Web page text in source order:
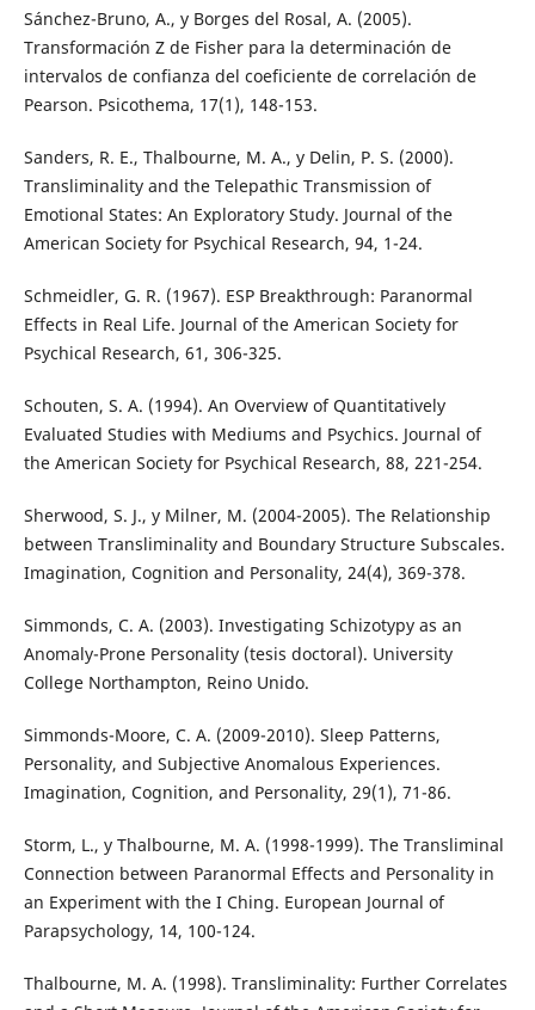
Sánchez-Bruno, A., y Borges del Rosal, A. (2005).
Transformación Z de Fisher para la determinación de
intervalos de confianza del coeficiente de correlación de
Pearson. Psicothema, 17(1), 148-153.
Sanders, R. E., Thalbourne, M. A., y Delin, P. S. (2000).
Transliminality and the Telepathic Transmission of
Emotional States: An Exploratory Study. Journal of the
American Society for Psychical Research, 94, 1-24.
Schmeidler, G. R. (1967). ESP Breakthrough: Paranormal
Effects in Real Life. Journal of the American Society for
Psychical Research, 61, 306-325.
Schouten, S. A. (1994). An Overview of Quantitatively
Evaluated Studies with Mediums and Psychics. Journal of
the American Society for Psychical Research, 88, 221-254.
Sherwood, S. J., y Milner, M. (2004-2005). The Relationship
between Transliminality and Boundary Structure Subscales.
Imagination, Cognition and Personality, 24(4), 369-378.
Simmonds, C. A. (2003). Investigating Schizotypy as an
Anomaly-Prone Personality (tesis doctoral). University
College Northampton, Reino Unido.
Simmonds-Moore, C. A. (2009-2010). Sleep Patterns,
Personality, and Subjective Anomalous Experiences.
Imagination, Cognition, and Personality, 29(1), 71-86.
Storm, L., y Thalbourne, M. A. (1998-1999). The Transliminal
Connection between Paranormal Effects and Personality in
an Experiment with the I Ching. European Journal of
Parapsychology, 14, 100-124.
Thalbourne, M. A. (1998). Transliminality: Further Correlates